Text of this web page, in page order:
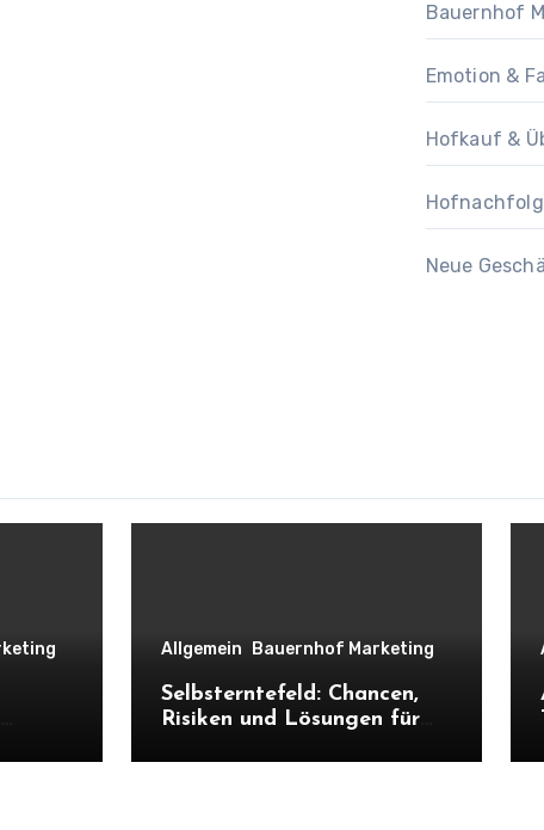
Bauernhof
Emotion &
Hofkauf &
Neue
Allgemein Bauernhof Marketing
Selbsterntefeld: Chancen,
Risiken und Lösungen für